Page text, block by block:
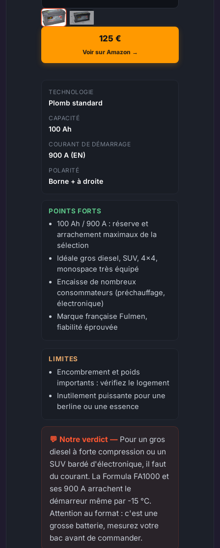
125 €
Voir sur Amazon →
TECHNOLOGIE
Plomb standard
CAPACITÉ
100 Ah
COURANT DE DÉMARRAGE
900 A (EN)
POLARITÉ
Borne + à droite
POINTS FORTS
100 Ah / 900 A : réserve et
arrachement maximaux de la
sélection
Idéale gros diesel, SUV, 4x4,
monospace très équipé
Encaisse de nombreux
consommateurs (préchauffage,
électronique)
Marque française Fulmen,
fiabilité éprouvée
LIMITES
Encombrement et poids
importants : vérifiez le logement
Inutilement puissante pour une
berline ou une essence
Pour un gros
diesel à forte compression ou un
SUV bardé d'électronique, il faut
du courant. La Formula FA1000 et
ses 900 A arrachent le
démarreur même par -15 °C.
Attention au format : c'est une
grosse batterie, mesurez votre
bac avant de commander.